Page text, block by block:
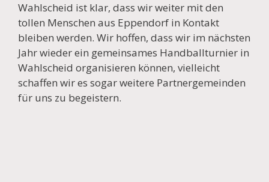
Wahlscheid ist klar, dass wir weiter mit den
tollen Menschen aus Eppendorf in Kontakt
bleiben werden. Wir hoffen, dass wir im nächsten
Jahr wieder ein gemeinsames Handballturnier in
Wahlscheid organisieren können, vielleicht
schaffen wir es sogar weitere Partnergemeinden
für uns zu begeistern.